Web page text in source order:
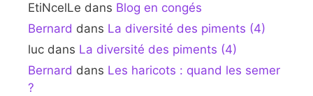
EtiNcelLe dans Blog en congés
Bernard dans La diversité des piments (4)
luc dans La diversité des piments (4)
Bernard dans Les haricots : quand les semer
?